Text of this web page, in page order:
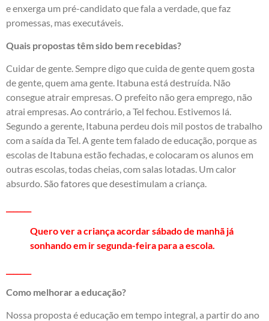
e enxerga um pré-candidato que fala a verdade, que faz
promessas, mas executáveis.
Quais propostas têm sido bem recebidas?
Cuidar de gente. Sempre digo que cuida de gente quem gosta
de gente, quem ama gente. Itabuna está destruída. Não
consegue atrair empresas. O prefeito não gera emprego, não
atrai empresas. Ao contrário, a Tel fechou. Estivemos lá.
Segundo a gerente, Itabuna perdeu dois mil postos de trabalho
com a saída da Tel. A gente tem falado de educação, porque as
escolas de Itabuna estão fechadas, e colocaram os alunos em
outras escolas, todas cheias, com salas lotadas. Um calor
absurdo. São fatores que desestimulam a criança.
Quero ver a criança acordar sábado de manhã já
sonhando em ir segunda-feira para a escola.
Como melhorar a educação?
Nossa proposta é educação em tempo integral, a partir do ano